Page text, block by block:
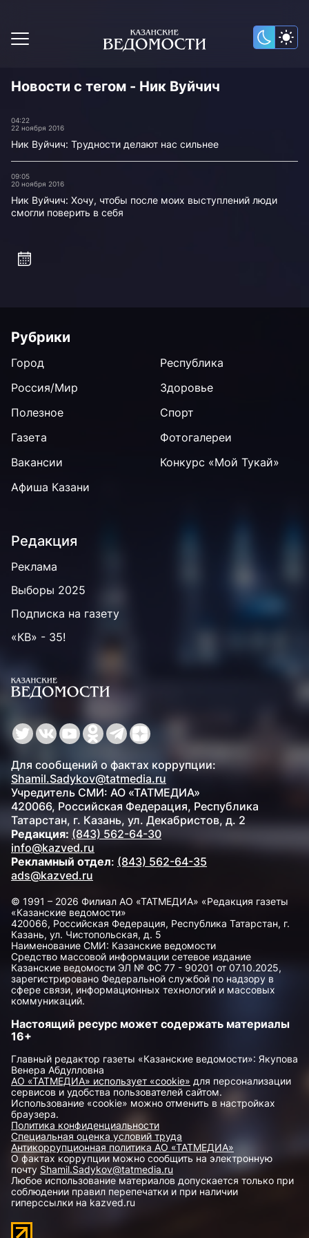
Новости с тегом - Ник Вуйчич
04:22
22 ноября 2016
Ник Вуйчич: Трудности делают нас сильнее
09:05
20 ноября 2016
Ник Вуйчич: Хочу, чтобы после моих выступлений люди
смогли поверить в себя
Рубрики
Город
Республика
Россия/Мир
Здоровье
Полезное
Спорт
Газета
Фотогалереи
Вакансии
Конкурс «Мой Тукай»
Афиша Казани
Редакция
Реклама
Выборы 2025
Подписка на газету
«КВ» - 35!
Для сообщений о фактах коррупции:
Shamil.Sadykov@tatmedia.ru
Учредитель СМИ: АО «ТАТМЕДИА»
420066, Российская Федерация, Республика
Татарстан, г. Казань, ул. Декабристов, д. 2
Редакция: (843) 562-64-30
info@kazved.ru
Рекламный отдел: (843) 562-64-35
ads@kazved.ru
© 1991 – 2026 Филиал АО «ТАТМЕДИА» «Редакция газеты
«Казанские ведомости»
420066, Российская Федерация, Республика Татарстан, г.
Казань, ул. Чистопольская, д. 5
Наименование СМИ: Казанские ведомости
Средство массовой информации сетевое издание
Казанские ведомости ЭЛ № ФС 77 - 90201 от 07.10.2025,
зарегистрировано Федеральной службой по надзору в
сфере связи, информационных технологий и массовых
коммуникаций.
Настоящий ресурс может содержать материалы
16+
Главный редактор газеты «Казанские ведомости»: Якупова
Венера Абдулловна
АО «ТАТМЕДИА» использует «cookie» для персонализации
сервисов и удобства пользователей сайтом.
Использование «cookie» можно отменить в настройках
браузера.
Политика конфиденциальности
Специальная оценка условий труда
Антикоррупционная политика АО «ТАТМЕДИА»
О фактах коррупции можно сообщить на электронную
почту Shamil.Sadykov@tatmedia.ru
Любое использование материалов допускается только при
соблюдении правил перепечатки и при наличии
гиперссылки на kazved.ru